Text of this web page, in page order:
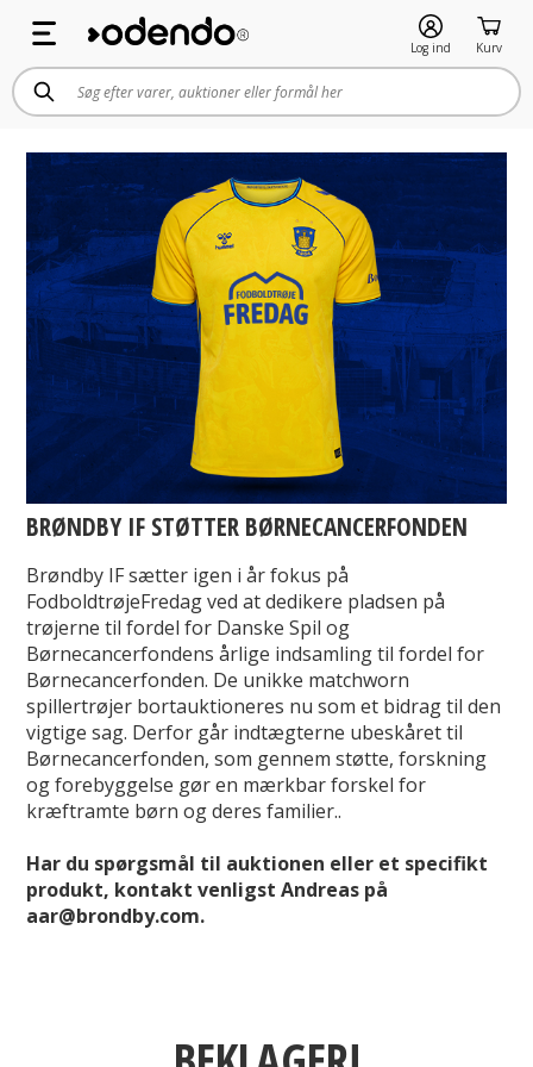
Log ind Kurv
BRØNDBY IF STØTTER BØRNECANCERFONDEN
Brøndby IF sætter igen i år fokus på
FodboldtrøjeFredag ved at dedikere pladsen på
trøjerne til fordel for Danske Spil og
Børnecancerfondens årlige indsamling til fordel for
Børnecancerfonden. De unikke matchworn
spillertrøjer bortauktioneres nu som et bidrag til den
vigtige sag. Derfor går indtægterne ubeskåret til
Børnecancerfonden, som gennem støtte, forskning
og forebyggelse gør en mærkbar forskel for
kræftramte børn og deres familier..
Har du spørgsmål til auktionen eller et specifikt
produkt, kontakt venligst Andreas på
aar@brondby.com.